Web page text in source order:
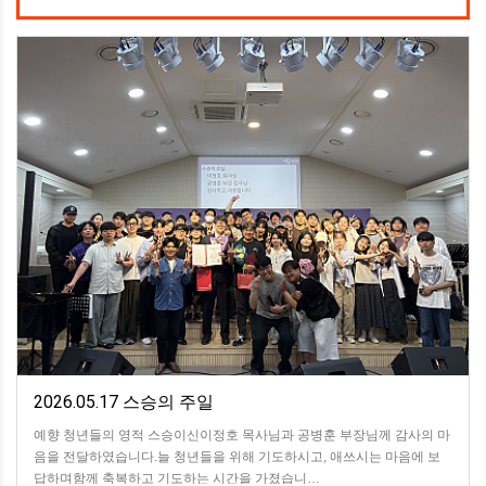
2026.05.17 스승의 주일
예향 청년들의 영적 스승이신이정호 목사님과 공병훈 부장님께 감사의 마
음을 전달하였습니다.늘 청년들을 위해 기도하시고, 애쓰시는 마음에 보
답하며함께 축복하고 기도하는 시간을 가졌습니…